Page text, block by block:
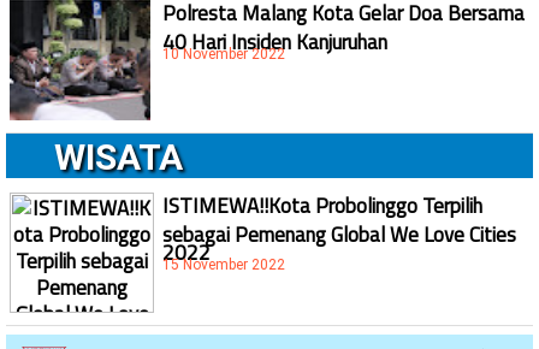
Polresta Malang Kota Gelar Doa Bersama
40 Hari Insiden Kanjuruhan
10 November 2022
WISATA
ISTIMEWA!!Kota Probolinggo Terpilih
sebagai Pemenang Global We Love Cities
2022
15 November 2022